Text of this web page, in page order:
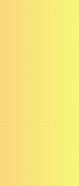
cung cấp tin
dẫn dinh dưỡng
chất lẫn tinh